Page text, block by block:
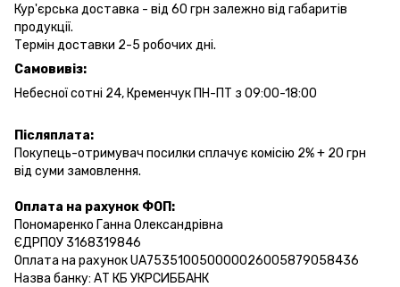
Кур'єрська доставка - від 60 грн залежно від габаритів
продукції.
Термін доставки 2-5 робочих дні.
Самовивіз:
Небесної сотні 24, Кременчук ПН-ПТ з 09:00-18:00
Післяплата:
Покупець-отримувач посилки сплачує комісію 2% + 20 грн
від суми замовлення.
Оплата на рахунок ФОП:
Пономаренко Ганна Олександрівна
ЄДРПОУ 3168319846
Оплата на рахунок UA753510050000026005879058436
Назва банку: АТ КБ УКРСИББАНК